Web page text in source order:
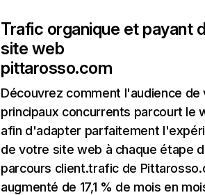
Trafic organique et payant
site web
pittarosso.com
Découvrez comment l'audience de
principaux concurrents parcourt le
afin d'adapter parfaitement
de votre site web à chaque étape
parcours client.trafic de
augmenté de 17,1 % de mois en